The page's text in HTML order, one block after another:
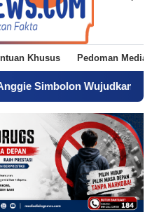
Khusus Pedoman Media
Wujudkan Mimpi Sang